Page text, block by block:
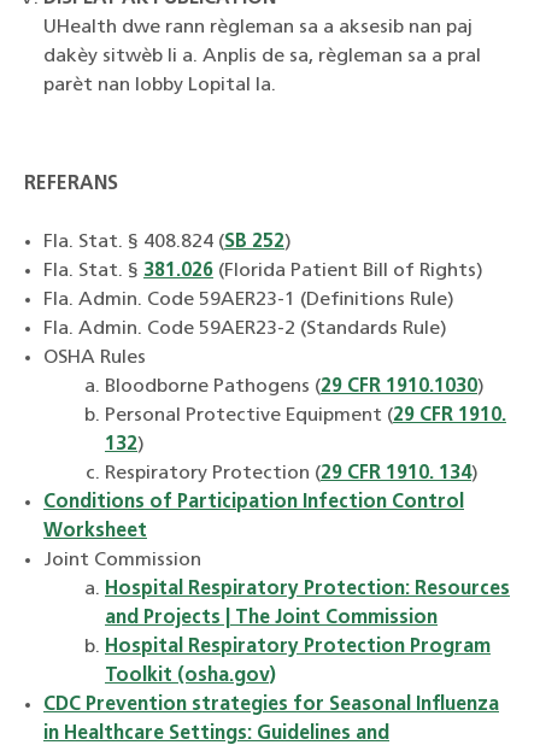
UHealth dwe rann règleman sa a aksesib nan paj
dakèy sitwèb li a. Anplis de sa, règleman sa a pral
parèt nan lobby Lopital la.
REFERANS
Fla. Stat. § 408.824 (SB 252)
Fla. Stat. § 381.026 (Florida Patient Bill of Rights)
Fla. Admin. Code 59AER23-1 (Definitions Rule)
Fla. Admin. Code 59AER23-2 (Standards Rule)
OSHA Rules
Bloodborne Pathogens (29 CFR 1910.1030)
Personal Protective Equipment (29 CFR 1910.
132)
Respiratory Protection (29 CFR 1910. 134)
Conditions of Participation Infection Control
Worksheet
Joint Commission
Hospital Respiratory Protection: Resources
and Projects | The Joint Commission
Hospital Respiratory Protection Program
Toolkit (osha.gov)
CDC Prevention strategies for Seasonal Influenza
in Healthcare Settings: Guidelines and